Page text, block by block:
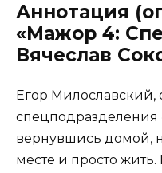
Аннотация
«Мажор 4:
Вячеслав
Егор
вернувшись домой,
месте и просто жить.